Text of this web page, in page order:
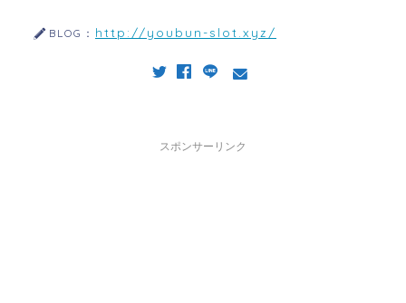
BLOG： http://youbun-slot.xyz/
スポンサーリンク